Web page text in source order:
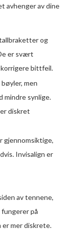
avhenger av dine
og
er svært
bittfeil.
men
mindre synlige.
diskret
gjennomsiktige,
Invisalign er
av tennene,
på
er mer diskrete.